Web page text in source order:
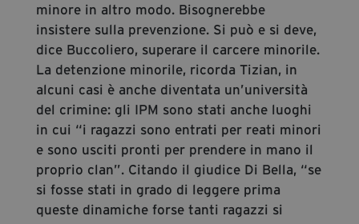
minore in altro modo. Bisognerebbe
insistere sulla prevenzione. Si può e si deve,
dice Buccoliero, superare il carcere minorile.
La detenzione minorile, ricorda Tizian, in
alcuni casi è anche diventata un’università
del crimine: gli IPM sono stati anche luoghi
in cui “i ragazzi sono entrati per reati minori
e sono usciti pronti per prendere in mano il
proprio clan”. Citando il giudice Di Bella, “se
si fosse stati in grado di leggere prima
queste dinamiche forse tanti ragazzi si